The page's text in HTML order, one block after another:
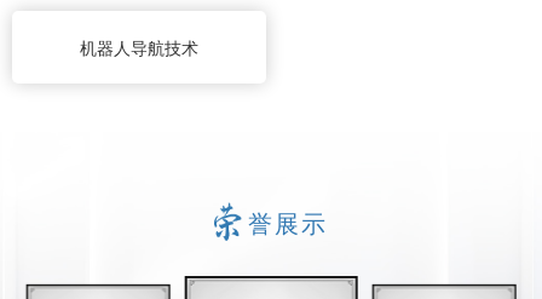
机器人导航技术
誉展示